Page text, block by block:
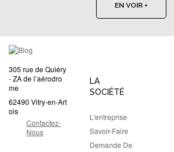
EN VOIR +
305 rue de Quiéry
- ZA de l’aérodro
me
62490 Vitry-en-Art
ois
Contactez-
Nous
LA
SOCIÉTÉ
L'entreprise
Savoir-Faire
Demande De